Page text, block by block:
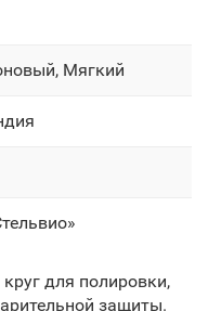
Мягкий
для полировки,
защиты.